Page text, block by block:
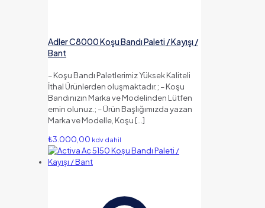
Adler C8000 Koşu Bandı Paleti / Kayışı /
Bant
– Koşu Bandı Paletlerimiz Yüksek Kaliteli
İthal Ürünlerden oluşmaktadır.; – Koşu
Bandınızın Marka ve Modelinden Lütfen
emin olunuz.; – Ürün Başlığımızda yazan
Marka ve Modelle, Koşu […]
₺3.000,00 kdv dahil